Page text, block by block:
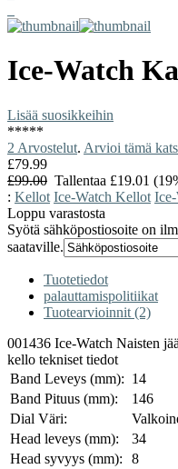
Ice-Watch
Lisää suosikkeihin
*****
2 Arvostelut. Arvioi tämä
£79.99
£99.00 Tallentaa £19.01
: Kellot Ice-Watch Kellot
Loppu varastosta
Syötä sähköpostiosoite on
saataville.
Tuotetiedot
palauttamispolitiikat
Tuotearvioinnit (2)
001436 Ice-Watch Naisten
kello tekniset tiedot
Band Leveys (mm): 14
Band Pituus (mm):
146
Dial Väri:
Head leveys (mm):
34
Head syvyys (mm):
8